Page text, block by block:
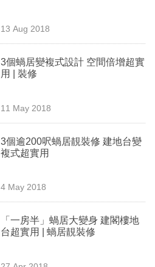
13 Aug 2018
3個蝸居變複式設計 空間倍增超實
用 | 裝修
11 May 2018
3個逾200呎蝸居靚裝修 建地台變
複式超實用
4 May 2018
「一房半」蝸居大變身 建閣樓地
台超實用 | 蝸居靚裝修